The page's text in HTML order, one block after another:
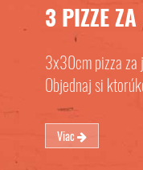
3 PIZZE ZA
3x30cm pizza za
Objednaj si
Viac